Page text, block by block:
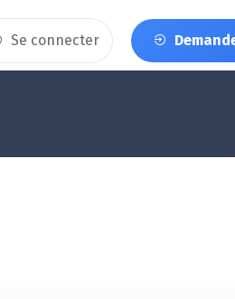
Se connecter